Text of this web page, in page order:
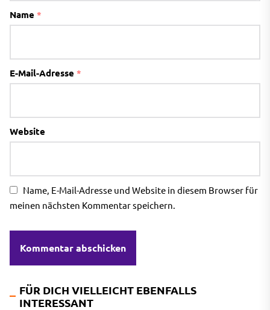
Name *
E-Mail-Adresse *
Website
Name, E-Mail-Adresse und Website in diesem Browser für
meinen nächsten Kommentar speichern.
FÜR DICH VIELLEICHT EBENFALLS
INTERESSANT